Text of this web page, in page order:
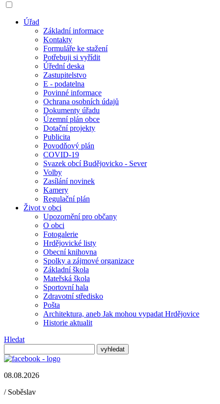
Úřad
Základní informace
Kontakty
Formuláře ke stažení
Potřebuji si vyřídit
Úřední deska
Zastupitelstvo
E - podatelna
Povinné informace
Ochrana osobních údajů
Dokumenty úřadu
Územní plán obce
Dotační projekty
Publicita
Povodňový plán
COVID-19
Svazek obcí Budějovicko - Sever
Volby
Zasílání novinek
Kamery
Regulační plán
Život v obci
Upozornění pro občany
O obci
Fotogalerie
Hrdějovické listy
Obecní knihovna
Spolky a zájmové organizace
Základní škola
Mateřská škola
Sportovní hala
Zdravotní středisko
Pošta
Architektura, aneb Jak mohou vypadat Hrdějovice
Historie aktualit
Hledat
08.08.2026
/Soběslav